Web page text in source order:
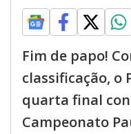
Fim de papo!
classificação, o
quarta final
Campeonato